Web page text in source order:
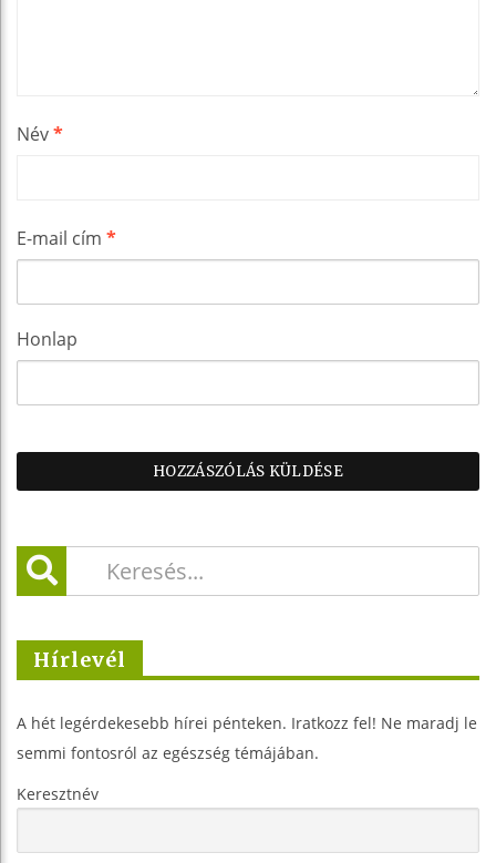
Név*
E-mail cím *
Honlap
Hírlevél
A hét legérdekesebb hírei pénteken. Iratkozz fel! Ne maradj le
semmi fontosról az egészség témájában.
Keresztnév